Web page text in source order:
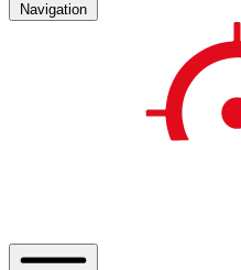
Navigation